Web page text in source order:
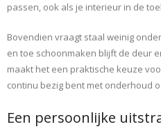
passen, ook als je interieur in de
Bovendien vraagt staal weinig
en toe schoonmaken blijft de deur
maakt het een praktische keuze
continu bezig bent met onderhoud
Een persoonlijke